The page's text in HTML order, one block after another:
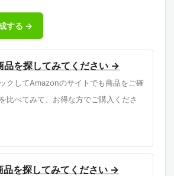
する →
を探してみてください →
クしてAmazonのサイトでも商品をご確
比べてみて、お得な方でご購入くださ
品を探してみてください →